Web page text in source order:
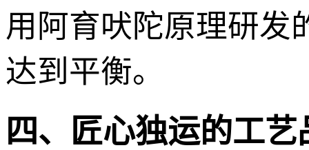
用阿育吠陀原理研发
达到平衡。
四、匠心独运的工